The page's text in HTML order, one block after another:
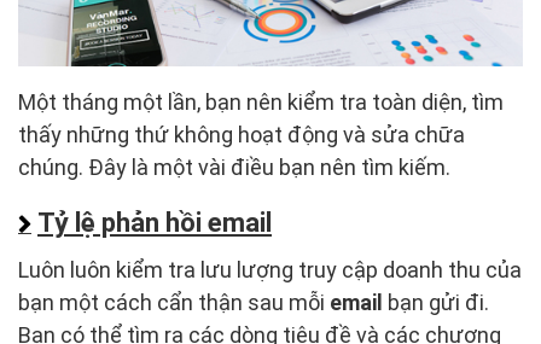
Một tháng một lần, bạn nên kiểm tra toàn diện, tìm
thấy những thứ không hoạt động và sửa chữa
chúng. Đây là một vài điều bạn nên tìm kiếm.
Tỷ lệ phản hồi email
Luôn luôn kiểm tra lưu lượng truy cập doanh thu của
bạn một cách cẩn thận sau mỗi email bạn gửi đi.
Bạn có thể tìm ra các dòng tiêu đề và các chương